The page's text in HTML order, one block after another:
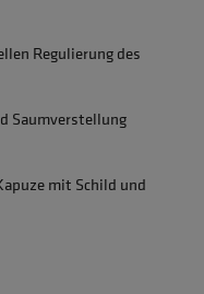
Regulierung des
Saumverstellung
mit Schild und